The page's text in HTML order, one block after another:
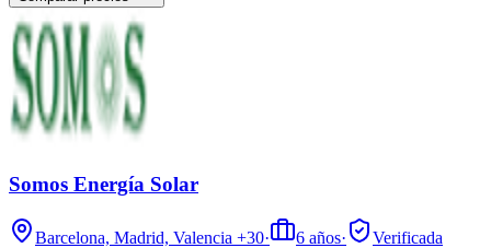
Somos Energía Solar
Barcelona, Madrid, Valencia +30· 6 años·
Verificada